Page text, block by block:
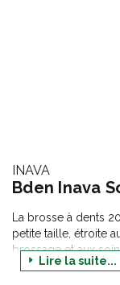
INAVA
Bden Inava
La brosse à dents
petite taille, étroite
brossage et aux
mono compact
Lire la suite...